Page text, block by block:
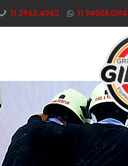
11 2962.4963 11 94008.0194